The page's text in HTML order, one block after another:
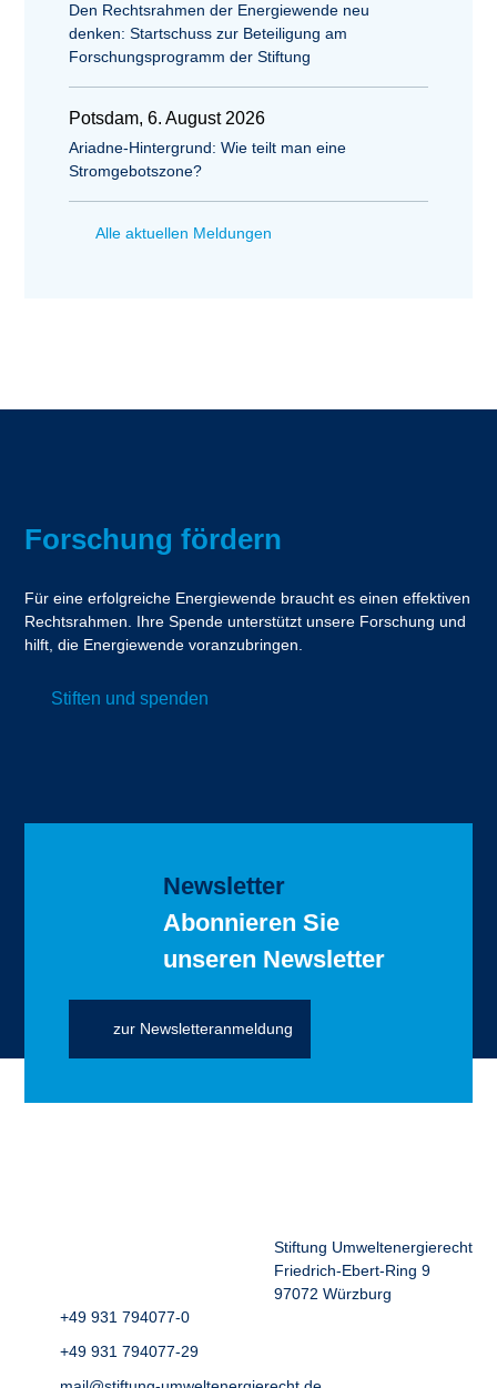
Den Rechtsrahmen der Energiewende neu
denken: Startschuss zur Beteiligung am
Forschungsprogramm der Stiftung
Potsdam, 6. August 2026
Ariadne-Hintergrund: Wie teilt man eine
Stromgebotszone?
Alle aktuellen Meldungen
Forschung fördern
Für eine erfolgreiche Energiewende braucht es einen effektiven
Rechtsrahmen. Ihre Spende unterstützt unsere Forschung und
hilft, die Energiewende voranzubringen.
Stiften und spenden
Newsletter
Abonnieren Sie
unseren Newsletter
zur Newsletteranmeldung
Stiftung Umweltenergierecht
Friedrich-Ebert-Ring 9
97072 Würzburg
+49 931 794077-0
+49 931 794077-29